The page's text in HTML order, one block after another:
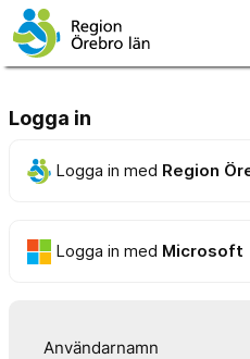
Logga in
Logga in med Region
Logga in med Microsoft
Användarnamn